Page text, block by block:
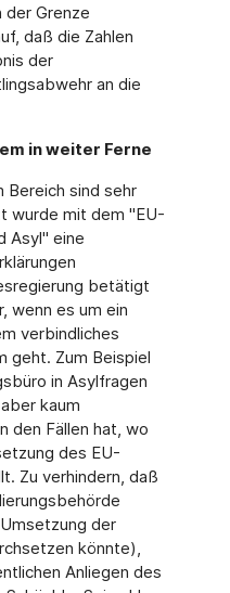
der Grenze
daß die Zahlen
der
an die
in weiter Ferne
Bereich sind sehr
wurde mit dem "EU-
Asyl" eine
betätigt
wenn es um ein
verbindliches
geht. Zum Beispiel
in Asylfragen
kaum
den Fällen hat, wo
des EU-
Zu verhindern, daß
der
könnte),
Anliegen des